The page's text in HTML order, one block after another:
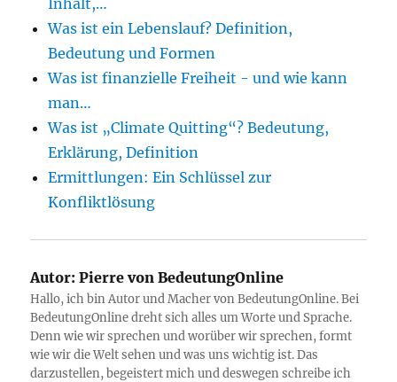
Inhalt,…
Was ist ein Lebenslauf? Definition,
Bedeutung und Formen
Was ist finanzielle Freiheit - und wie kann
man…
Was ist „Climate Quitting“? Bedeutung,
Erklärung, Definition
Ermittlungen: Ein Schlüssel zur
Konfliktlösung
Autor: Pierre von BedeutungOnline
Hallo, ich bin Autor und Macher von BedeutungOnline. Bei
BedeutungOnline dreht sich alles um Worte und Sprache.
Denn wie wir sprechen und worüber wir sprechen, formt
wie wir die Welt sehen und was uns wichtig ist. Das
darzustellen, begeistert mich und deswegen schreibe ich